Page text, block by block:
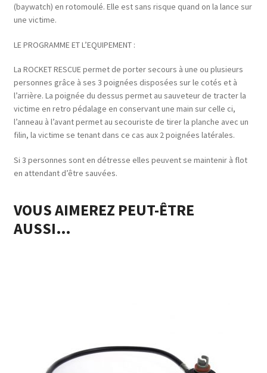
(baywatch) en rotomoulé. Elle est sans risque quand on la lance sur
une victime.
LE PROGRAMME ET L’EQUIPEMENT :
La ROCKET RESCUE permet de porter secours à une ou plusieurs
personnes grâce à ses 3 poignées disposées sur le cotés et à
l’arrière. La poignée du dessus permet au sauveteur de tracter la
victime en retro pédalage en conservant une main sur celle ci,
l’anneau à l’avant permet au secouriste de tirer la planche avec un
filin, la victime se tenant dans ce cas aux 2 poignées latérales.
Si 3 personnes sont en détresse elles peuvent se maintenir à flot
en attendant d’être sauvées.
VOUS AIMEREZ PEUT-ÊTRE
AUSSI…